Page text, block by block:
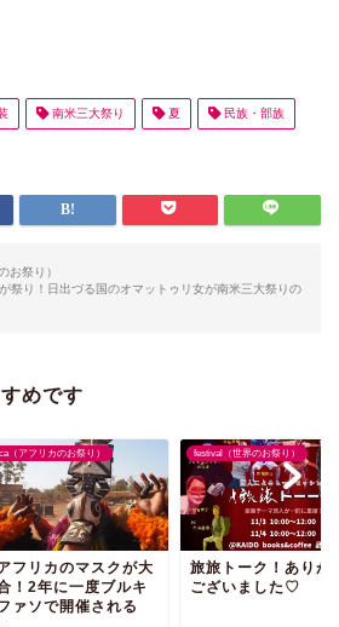
南米三大祭り 夏 民族・部族
お祭り）
祭り！日出づる国のオマットゥリ女が南米三大祭りの
めです
（世界のお祭り）
トーク！ありがとう
いました♡
CentralAmerica（中米のお祭り）
【リメンバーミー】
がドクロだらけ！死